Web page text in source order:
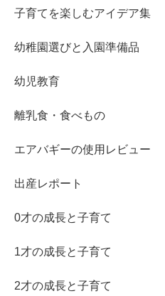
子育てを楽しむアイデア集
幼稚園選びと入園準備品
幼児教育
離乳食・食べもの
エアバギーの使用レビュー
出産レポート
0才の成長と子育て
1才の成長と子育て
2才の成長と子育て